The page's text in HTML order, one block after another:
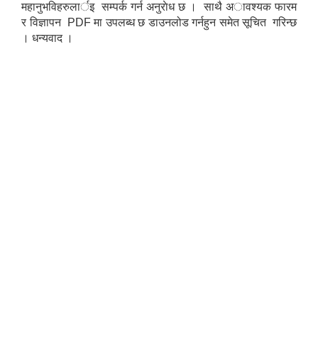
महानुभविहरुलार्इ सम्पर्क गर्न अनुराेध छ । साथै अावश्यक फारम
र विज्ञापन PDF मा उपलब्ध छ डाउनलोड गर्नहुन समेत सूचित गरिन्छ
। धन्यवाद ।